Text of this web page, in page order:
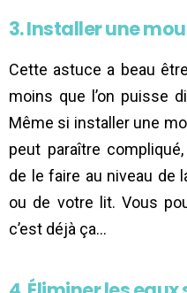
3. Installer une
Cette astuce a beau
moins que l’on puisse
Même si installer une
peut paraître
de le faire au niveau de
ou de votre lit. Vous
c’est déjà ça…